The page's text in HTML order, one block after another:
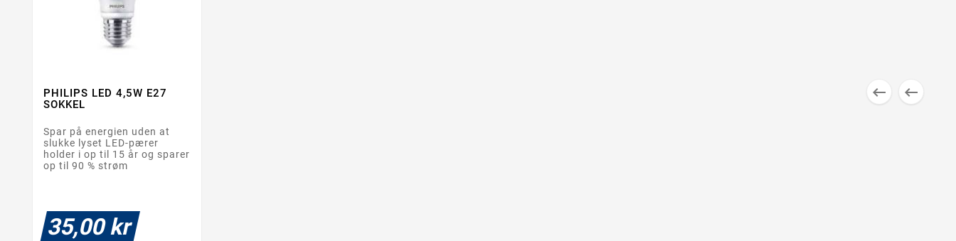
 
PHILIPS LED 4,5W E27
SOKKEL
Spar på energien uden at
slukke lyset LED-pærer
holder i op til 15 år og sparer
op til 90 % strøm
35,00 kr